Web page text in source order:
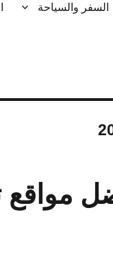
السفر والسياحة
مواقع